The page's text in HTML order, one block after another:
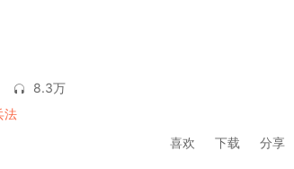
8.3万
法
喜欢 下载 分享